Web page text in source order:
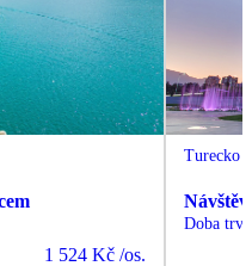
1 524 Kč /os.
Turecko
Doba